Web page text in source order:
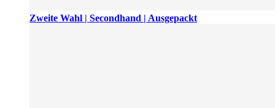
Zweite Wahl | Secondhand | Ausgepackt